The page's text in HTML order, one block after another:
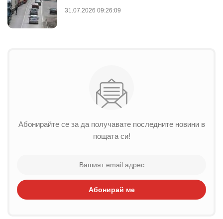
31.07.2026 09:26:09
Абонирайте се за да получавате последните новини в
пощата си!
Абонирай ме